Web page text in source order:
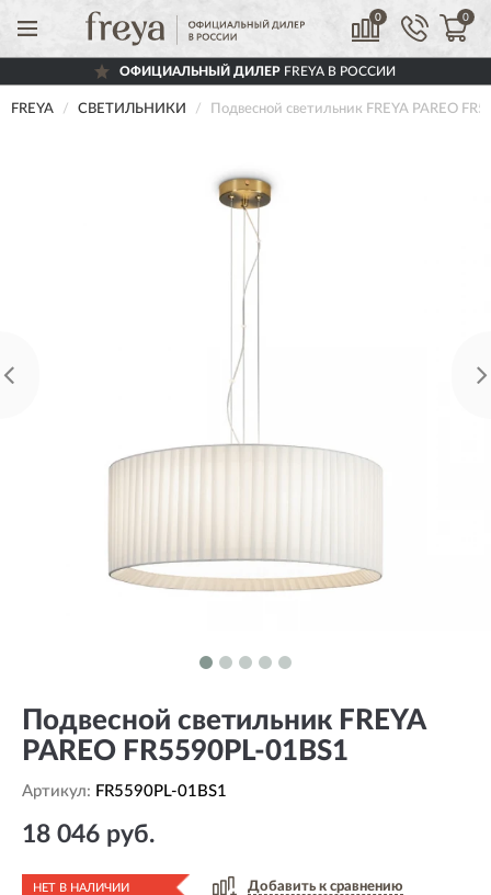
0 0
ОФИЦИАЛЬНЫЙ ДИЛЕРFREYA В РОССИИ
FREYA СВЕТИЛЬНИКИ Подвесной светильник FREYA PAREO
Подвесной светильник FREYA
PAREO FR5590PL-01BS1
Артикул: FR5590PL-01BS1
18 046 руб.
НЕТ В НАЛИЧИИ Добавить к сравнению